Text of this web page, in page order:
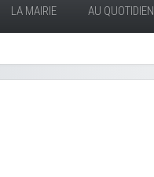
LA MAIRIE AU QUOTIDIEN